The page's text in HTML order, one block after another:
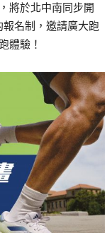
將於北中南同步開
名制，邀請廣大跑
體驗！